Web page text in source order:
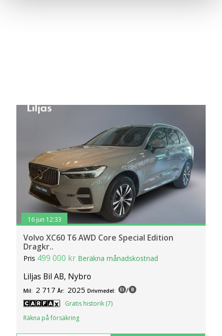
16 jun 12:33
Volvo XC60 T6 AWD Core Special Edition
Dragkr..
Pris 499 000 kr Beräkna månadskostnad
Liljas Bil AB, Nybro
Mil: 2 717 År: 2025 Drivmedel: /
Gratis historik (7)
Räkna på försäkring